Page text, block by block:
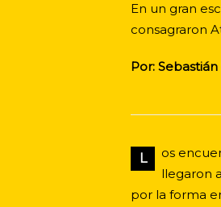
En un gran
consagraron
Por:
L
os
llegaron
por la forma